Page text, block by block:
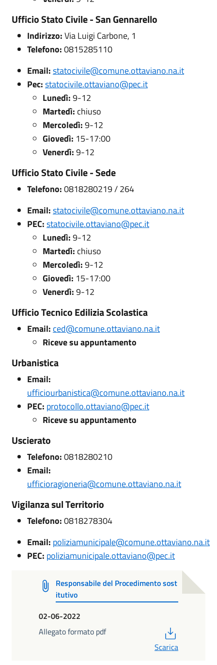
Ufficio Stato Civile - San Gennarello
Indirizzo:Via Luigi Carbone, 1
Telefono:0815285110
Email:statocivile@comune.ottaviano.na.it
Pec:statocivile.ottaviano@pec.it
Lunedì:9-12
Martedì: chiuso
Mercoledì:9-12
Giovedì: 15-17:00
Venerdì:9-12
Ufficio Stato Civile - Sede
Telefono:0818280219 / 264
Email:statocivile@comune.ottaviano.na.it
PEC:statocivile.ottaviano@pec.it
Lunedì:9-12
Martedì: chiuso
Mercoledì:9-12
Giovedì: 15-17:00
Venerdì:9-12
Ufficio Tecnico Edilizia Scolastica
Email: ced@comune.ottaviano.na.it
Riceve su appuntamento
Urbanistica
Email:
ufficiourbanistica@comune.ottaviano.na.it
PEC: protocollo.ottaviano@pec.it
Riceve su appuntamento
Uscierato
Telefono:0818280210
Email:
ufficioragioneria@comune.ottaviano.na.it
Vigilanza sul Territorio
Telefono:0818278304
Email: poliziamunicipale@comune.ottaviano.na.it
PEC: poliziamunicipale.ottaviano@pec.it
Responsabile del Procedimento sost
itutivo
02-06-2022
Allegato formato pdf
Scarica